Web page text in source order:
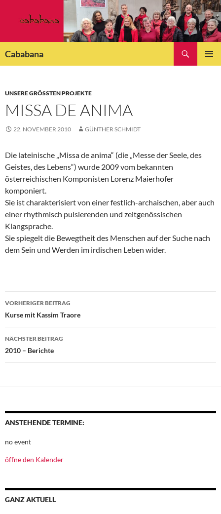
Cababana
UNSERE GRÖSSTEN PROJEKTE
MISSA DE ANIMA
22. NOVEMBER 2010 GÜNTHER SCHMIDT
Die lateinische „Missa de anima“ (die „Messe der Seele, des
Geistes, des Lebens“) wurde 2009 vom bekannten
österreichischen Komponisten Lorenz Maierhofer
komponiert.
Sie ist charakterisiert von einer festlich-archaischen,aber auch
einer rhythmisch pulsierenden und zeitgenössischen
Klangsprache.
Sie spiegelt die Bewegtheit des Menschen auf der Suche nach
dem Sein und Werden im irdischen Leben wider.
Beitragsnavigation
VORHERIGER BEITRAG
Kurse mit Kassim Traore
NÄCHSTER BEITRAG
2010 – Berichte
ANSTEHENDE TERMINE:
no event
öffne den Kalender
GANZ AKTUELL